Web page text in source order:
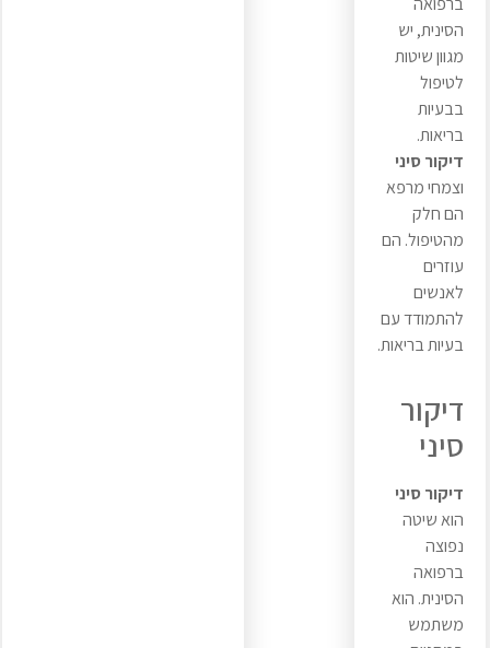
הסינית, יש
מגוון שיטות
לטיפול
בבעיות
בריאות.
דיקור סיני
וצמחי מרפא
הם חלק
מהטיפול. הם
עוזרים
לאנשים
להתמודד עם
בעיות בריאות.
דיקור
סיני
דיקור סיני
הוא שיטה
נפוצה
ברפואה
הסינית. הוא
משתמש